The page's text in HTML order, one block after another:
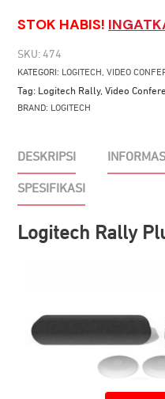
STOK HABIS!
SKU: 474
KATEGORI: LOGITECH, VIDEO
Tag: Logitech Rally, Video
BRAND: LOGITECH
DESKRIPSI
SPESIFIKASI
Logitech Rally